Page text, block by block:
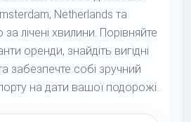
Netherlands та
лічені хвилини. Порівняйте
оренди, знайдіть вигідні
забезпечте собі зручний
на дати вашої подорожі.